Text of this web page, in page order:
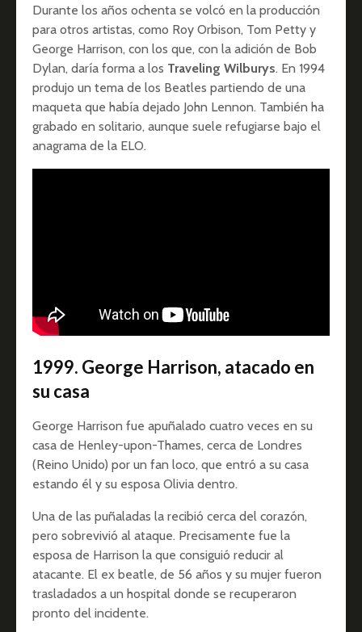
Durante los años ochenta se volcó en la producción
para otros artistas, como Roy Orbison, Tom Petty y
George Harrison, con los que, con la adición de Bob
Dylan, daría forma a los Traveling Wilburys. En 1994
produjo un tema de los Beatles partiendo de una
maqueta que había dejado John Lennon. También ha
grabado en solitario, aunque suele refugiarse bajo el
anagrama de la ELO.
1999. George Harrison, atacado en
su casa
George Harrison fue apuñalado cuatro veces en su
casa de Henley-upon-Thames, cerca de Londres
(Reino Unido) por un fan loco, que entró a su casa
estando él y su esposa Olivia dentro.
Una de las puñaladas la recibió cerca del corazón,
pero sobrevivió al ataque. Precisamente fue la
esposa de Harrison la que consiguió reducir al
atacante. El ex beatle, de 56 años y su mujer fueron
trasladados a un hospital donde se recuperaron
pronto del incidente.